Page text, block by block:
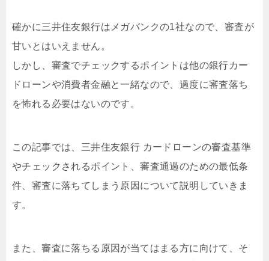
確かに三井住友銀行はメガバンクの1社なので、審査が
甘いとはいえません。
しかし、審査でチェックするポイントは他の銀行カー
ドローンや消費者金融と一緒なので、過度に審査落ち
を怖れる必要はないのです。
この記事では、三井住友銀行 カードローンの審査基準
やチェックされるポイント、審査通過のための最低条
件、審査に落ちてしまう原因について説明していきま
す。
また、審査に落ちる原因が当てはまる方に向けて、そ